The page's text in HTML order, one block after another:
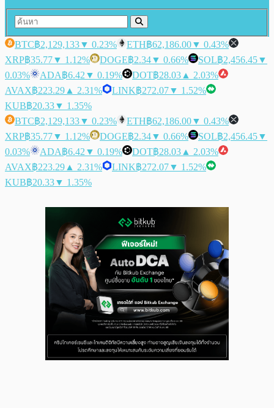
BTC฿2,129,133▼ 0.23% ETH฿62,186.00▼ 0.43%
XRP฿35.77▼ 1.12% DOGE฿2.34▼ 0.66% SOL฿2,456.45▼
0.03%
ADA฿6.42 ▼ 0.19% DOT฿28.03 ▲ 2.03%
AVAX฿223.29 ▲ 2.31% LINK฿272.07▼ 1.52%
KUB฿20.33▼ 1.35%
BTC฿2,129,133▼ 0.23% ETH฿62,186.00▼ 0.43%
XRP฿35.77▼ 1.12% DOGE฿2.34▼ 0.66% SOL฿2,456.45▼
0.03%
ADA฿6.42 ▼ 0.19% DOT฿28.03 ▲ 2.03%
AVAX฿223.29 ▲ 2.31% LINK฿272.07▼ 1.52%
KUB฿20.33▼ 1.35%